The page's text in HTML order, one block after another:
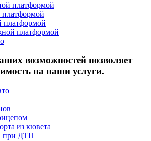
платформой
платформой
платформой
платформой
возможностей позволяет
на наши услуги.
из кювета
при ДТП